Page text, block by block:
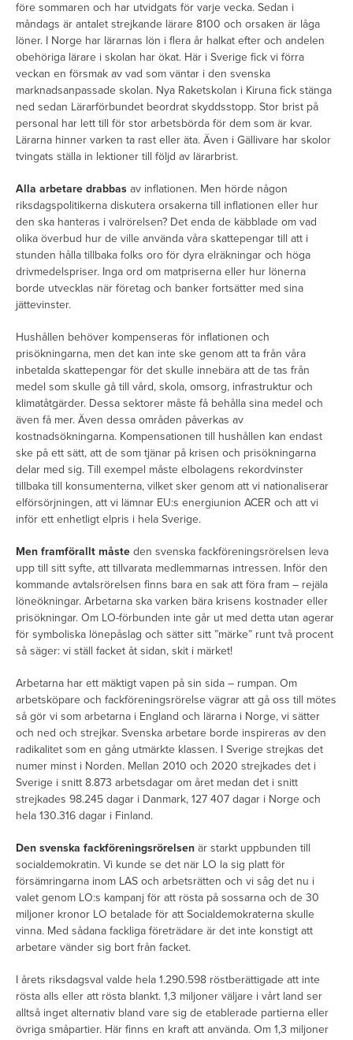
före sommaren och har utvidgats för varje vecka. Sedan i
måndags är antalet strejkande lärare 8100 och orsaken är låga
löner. I Norge har lärarnas lön i flera år halkat efter och andelen
obehöriga lärare i skolan har ökat. Här i Sverige fick vi förra
veckan en försmak av vad som väntar i den svenska
marknadsanpassade skolan. Nya Raketskolan i Kiruna fick stänga
ned sedan Lärarförbundet beordrat skyddsstopp. Stor brist på
personal har lett till för stor arbetsbörda för dem som är kvar.
Lärarna hinner varken ta rast eller äta. Även i Gällivare har skolor
tvingats ställa in lektioner till följd av lärarbrist.
Alla arbetare drabbas av inflationen. Men hörde någon
riksdagspolitikerna diskutera orsakerna till inflationen eller hur
den ska hanteras i valrörelsen? Det enda de käbblade om vad
olika överbud hur de ville använda våra skattepengar till att i
stunden hålla tillbaka folks oro för dyra elräkningar och höga
drivmedelspriser. Inga ord om matpriserna eller hur lönerna
borde utvecklas när företag och banker fortsätter med sina
jättevinster.
Hushållen behöver kompenseras för inflationen och
prisökningarna, men det kan inte ske genom att ta från våra
inbetalda skattepengar för det skulle innebära att de tas från
medel som skulle gå till vård, skola, omsorg, infrastruktur och
klimatåtgärder. Dessa sektorer måste få behålla sina medel och
även få mer. Även dessa områden påverkas av
kostnadsökningarna. Kompensationen till hushållen kan endast
ske på ett sätt, att de som tjänar på krisen och prisökningarna
delar med sig. Till exempel måste elbolagens rekordvinster
tillbaka till konsumenterna, vilket sker genom att vi nationaliserar
elförsörjningen, att vi lämnar EU:s energiunion ACER och att vi
inför ett enhetligt elpris i hela Sverige.
Men framförallt måste den svenska fackföreningsrörelsen leva
upp till sitt syfte, att tillvarata medlemmarnas intressen. Inför den
kommande avtalsrörelsen finns bara en sak att föra fram – rejäla
löneökningar. Arbetarna ska varken bära krisens kostnader eller
prisökningar. Om LO-förbunden inte går ut med detta utan agerar
för symboliska lönepåslag och sätter sitt ”märke” runt två procent
så säger: vi ställ facket åt sidan, skit i märket!
Arbetarna har ett mäktigt vapen på sin sida – rumpan. Om
arbetsköpare och fackföreningsrörelse vägrar att gå oss till mötes
så gör vi som arbetarna i England och lärarna i Norge, vi sätter
och ned och strejkar. Svenska arbetare borde inspireras av den
radikalitet som en gång utmärkte klassen. I Sverige strejkas det
numer minst i Norden. Mellan 2010 och 2020 strejkades det i
Sverige i snitt 8.873 arbetsdagar om året medan det i snitt
strejkades 98.245 dagar i Danmark, 127 407 dagar i Norge och
hela 130.316 dagar i Finland.
Den svenska fackföreningsrörelsen är starkt uppbunden till
socialdemokratin. Vi kunde se det när LO la sig platt för
försämringarna inom LAS och arbetsrätten och vi såg det nu i
valet genom LO:s kampanj för att rösta på sossarna och de 30
miljoner kronor LO betalade för att Socialdemokraterna skulle
vinna. Med sådana fackliga företrädare är det inte konstigt att
arbetare vänder sig bort från facket.
I årets riksdagsval valde hela 1.290.598 röstberättigade att inte
rösta alls eller att rösta blankt. 1,3 miljoner väljare i vårt land ser
alltså inget alternativ bland vare sig de etablerade partierna eller
övriga småpartier. Här finns en kraft att använda. Om 1,3 miljoner